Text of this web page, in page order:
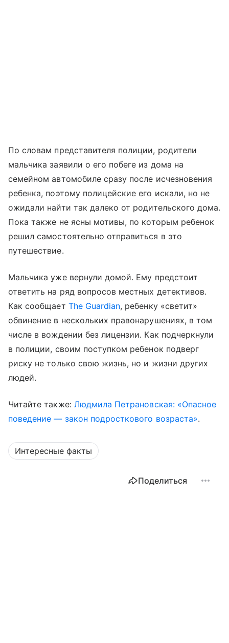
По словам представителя полиции, родители
мальчика заявили о его побеге из дома на
семейном автомобиле сразу после исчезновения
ребенка, поэтому полицейские его искали, но не
ожидали найти так далеко от родительского дома.
Пока также не ясны мотивы, по которым ребенок
решил самостоятельно отправиться в это
путешествие.
Мальчика уже вернули домой. Ему предстоит
ответить на ряд вопросов местных детективов.
Как сообщает The Guardian, ребенку «светит»
обвинение в нескольких правонарушениях, в том
числе в вождении без лицензии. Как подчеркнули
в полиции, своим поступком ребенок подверг
риску не только свою жизнь, но и жизни других
людей.
Читайте также: Людмила Петрановская: «Опасное
поведение — закон подросткового возраста».
Интересные факты
Поделиться